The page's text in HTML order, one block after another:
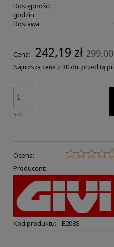
Dostępność:
godzin
Dostawa:
Cena: 242,19 zł 299,00
Najniższa cena z 30 dni przed tą
szt.
Ocena:
Producent:
Kod produktu: E208S